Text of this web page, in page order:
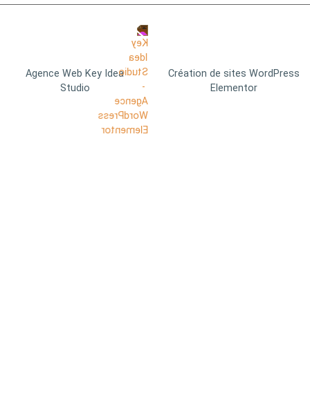
Agence Web Key Idea
Studio
Création de sites WordPress
Elementor